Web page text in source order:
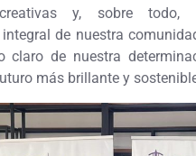
y, sobre todo,
de nuestra
claro de nuestra
más brillante y